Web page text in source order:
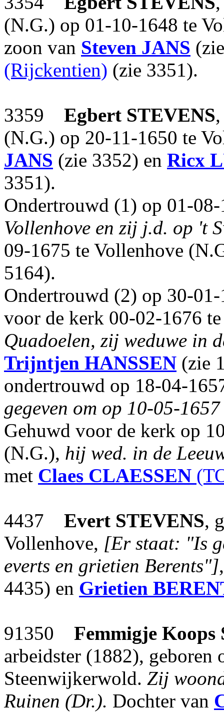
(N.G.) op 01-10-1648 te
zoon van Steven JANS
(Rijckentien) (zie 3351).
3359 Egbert STEVENS
(N.G.) op 20-11-1650 te
JANS (zie 3352) en Ricx
3351).
Ondertrouwd (1) op 01-
Vollenhove en zij j.d. op 't
09-1675 te Vollenhove
5164).
Ondertrouwd (2) op 30-
voor de kerk 00-02-1676
Quadoelen, zij weduwe in
Trijntjen HANSSEN (zie
ondertrouwd op 18-04-
gegeven om op 10-05-
Gehuwd voor de kerk op
(N.G.), hij wed. in de
met Claes CLAESSEN
4437 Evert STEVENS,
Vollenhove, [Er staat: "Is
everts en grietien Berents"]
4435) en Grietien
91350 Femmigje Koops
arbeidster (1882), geboren
Steenwijkerwold. Zij
Ruinen (Dr.). Dochter van